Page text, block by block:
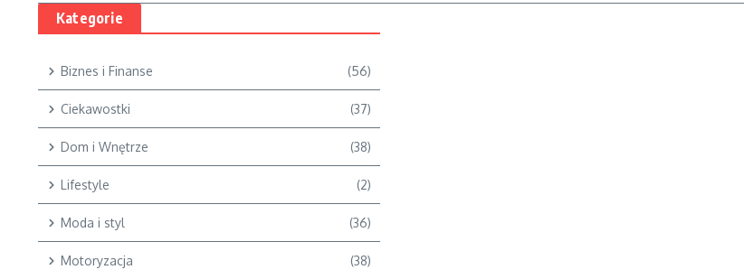
Kategorie
Biznes i Finanse (56)
Ciekawostki (37)
Dom i Wnętrze (38)
Lifestyle (2)
Moda i styl (36)
Motoryzacja (38)